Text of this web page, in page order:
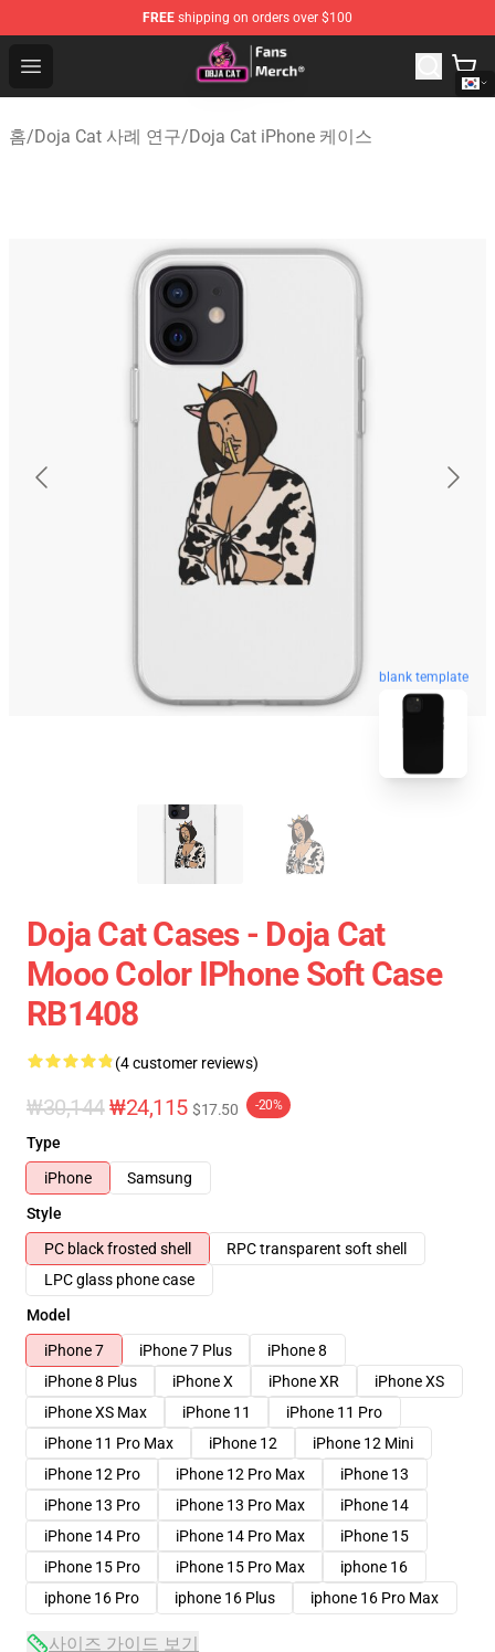
FREE shipping on orders over $100
Open menu
Doja Cat Store - Official Doja Cat Merchandise Shop
홈/Doja Cat 사례 연구/Doja Cat iPhone 케이스
blank template
Doja Cat Cases - Doja Cat
Mooo Color IPhone Soft Case
RB1408
(4 customer reviews)
₩30,144₩24,115 $17.50 -20%
Type
iPhone
Samsung
Style
PC black frosted shell
RPC transparent soft shell
LPC glass phone case
Model
iPhone 7
iPhone 7 Plus
iPhone 8
iPhone 8 Plus
iPhone X iPhone XR
iPhone XS
iPhone XS Max
iPhone 11
iPhone 11 Pro
iPhone 11 Pro Max
iPhone 12
iPhone 12 Mini
iPhone 12 Pro
iPhone 12 Pro Max
iPhone 13
iPhone 13 Pro
iPhone 13 Pro Max
iPhone 14
iPhone 14 Pro
iPhone 14 Pro Max
iPhone 15
iPhone 15 Pro
iPhone 15 Pro Max
iphone 16
iphone 16 Pro
iphone 16 Plus iphone 16 Pro Max
사이즈 가이드 보기